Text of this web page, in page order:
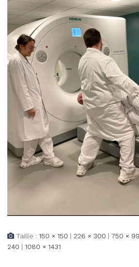
Taille : 150 × 150 | 226 × 300 | 750 ×
240 | 1080 × 1431